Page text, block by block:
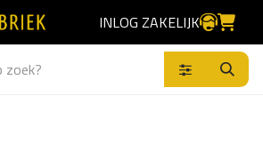
INLOG ZAKELIJK
Producten